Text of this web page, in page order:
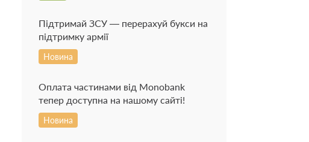
Підтримай ЗСУ — перерахуй букси на
підтримку армії
Новина
Оплата частинами від Monobank
тепер доступна на нашому сайті!
Новина